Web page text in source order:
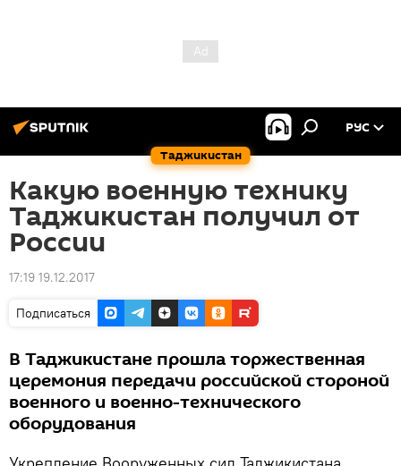
Таджикистан
РУС
Какую военную технику
Таджикистан получил от
России
17:19 19.12.2017
Подписаться
В Таджикистане прошла торжественная
церемония передачи российской стороной
военного и военно-технического
оборудования